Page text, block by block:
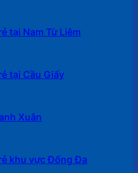
tại Nam Từ Liêm
tại Cầu Giấy
Xuân
khu vực Đống Đa